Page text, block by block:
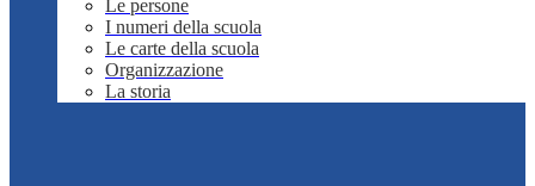
Le persone
I numeri della scuola
Le carte della scuola
Organizzazione
La storia